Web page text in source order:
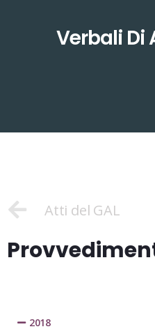
Verbali Di
Atti del GAL
2018